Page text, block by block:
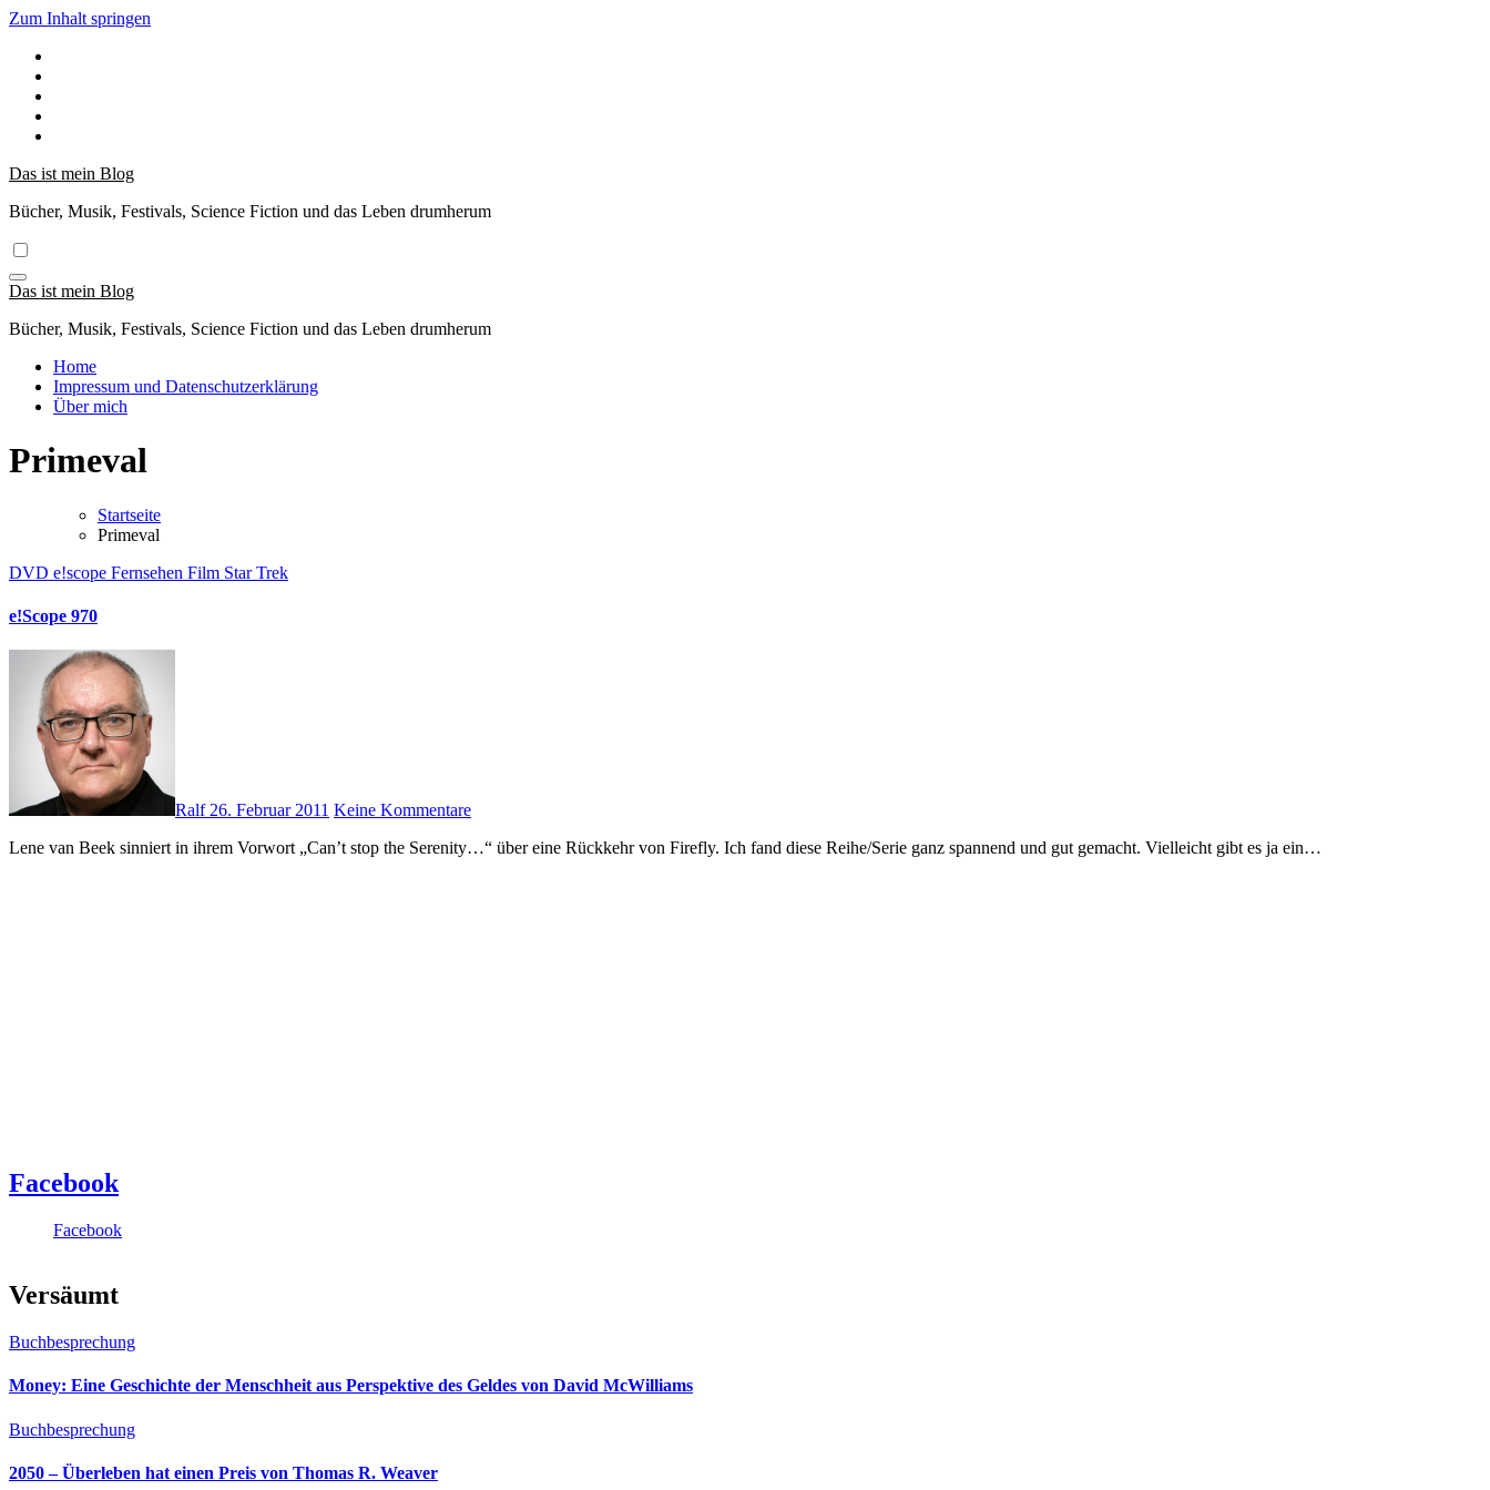
Zum Inhalt springen
Das ist mein Blog
Bücher, Musik, Festivals, Science Fiction und das Leben drumherum
Das ist mein Blog
Bücher, Musik, Festivals, Science Fiction und das Leben drumherum
Home
Impressum und Datenschutzerklärung
Über mich
Primeval
Startseite
Primeval
DVD e!scope Fernsehen Film Star Trek
e!Scope 970
Ralf26. Februar 2011 Keine Kommentare
Lene van Beek sinniert in ihrem Vorwort „Can’t stop the Serenity…“ über eine Rückkehr von Firefly. Ich fand diese Reihe/Serie ganz spannend und gut gemacht. Vielleicht gibt es ja ein…
Facebook
Facebook
Versäumt
Buchbesprechung
Money: Eine Geschichte der Menschheit aus Perspektive des Geldes von David McWilliams
Buchbesprechung
2050 – Überleben hat einen Preis von Thomas R. Weaver